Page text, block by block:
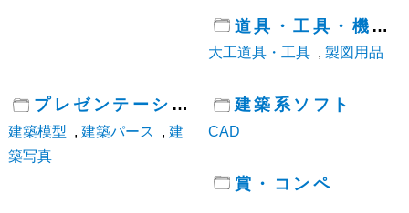
道具・工具・機械
大工道具・工具 ,製図用品
プレゼンテーション
建築模型 , 建築パース , 建
築写真
建築系ソフト
CAD
賞・コンペ